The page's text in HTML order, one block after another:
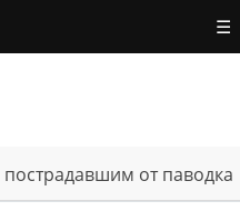
☰
от паводка